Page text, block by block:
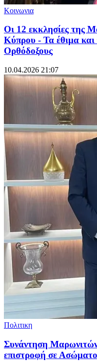
Κοινωνια
Οι 12 εκκλησίες της
Κύπρου - Τα έθιμα
Ορθόδοξους
10.04.2026 21:07
Πολιτικη
Συνάντηση
επιστροφή σε